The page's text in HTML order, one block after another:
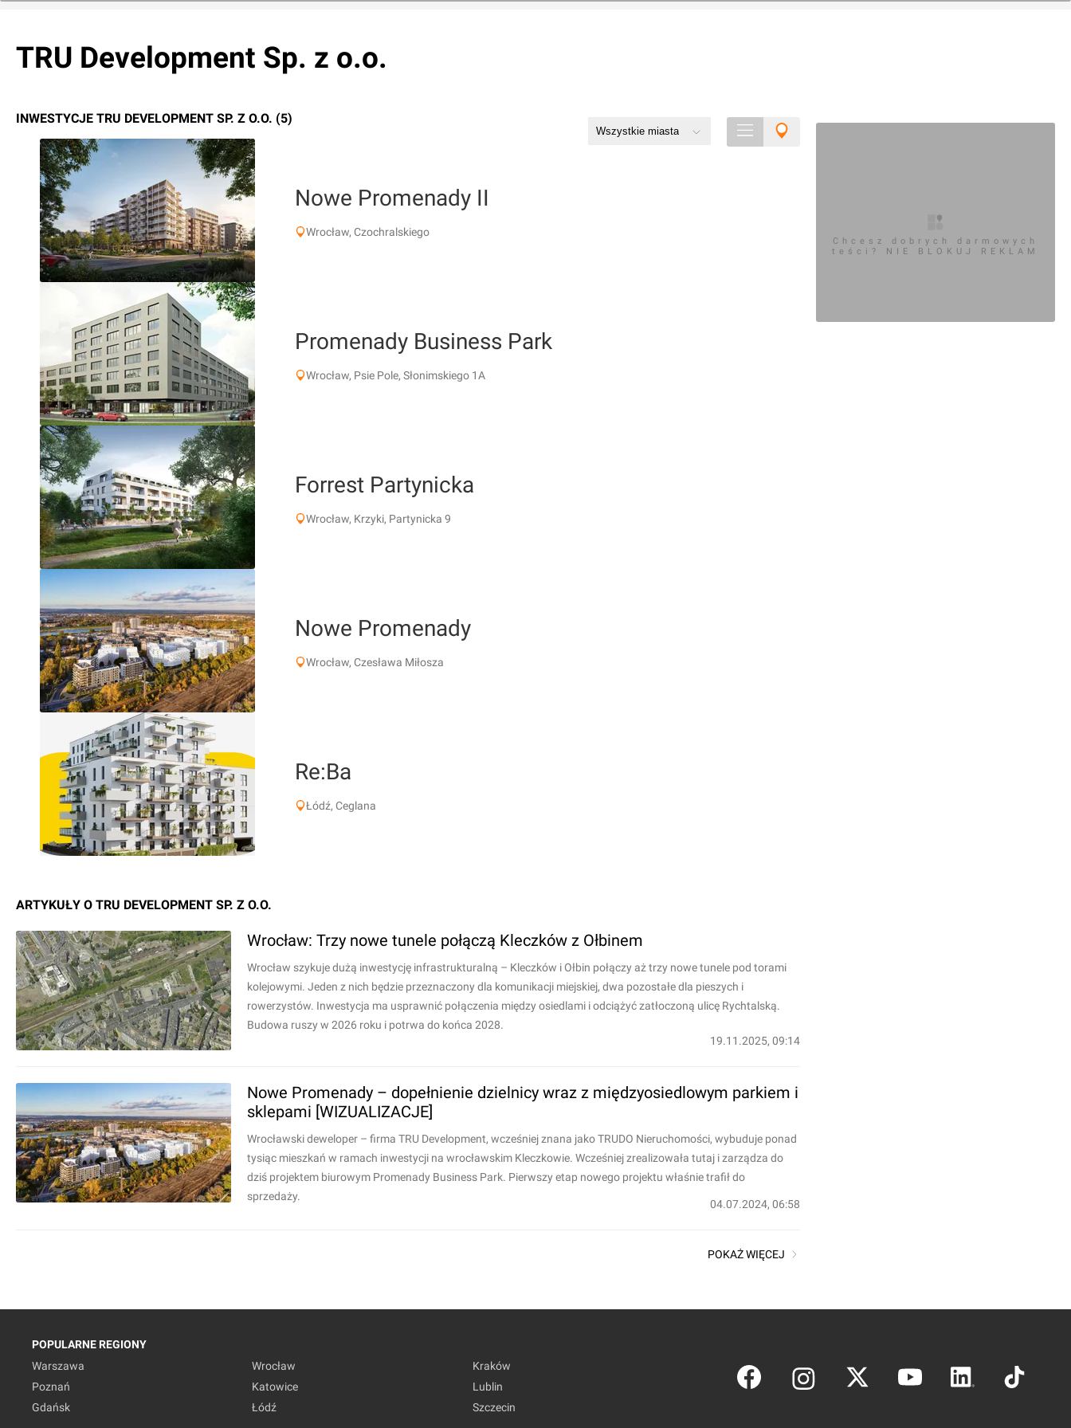
TRU Development Sp. z o.o.
INWESTYCJE TRU DEVELOPMENT SP. Z O.O. (5)
Nowe Promenady II
Wrocław, Czochralskiego
Promenady Business Park
Wrocław, Psie Pole, Słonimskiego 1A
Forrest Partynicka
Wrocław, Krzyki, Partynicka 9
Nowe Promenady
Wrocław, Czesława Miłosza
Re:Ba
Łódź, Ceglana
ARTYKUŁY O TRU DEVELOPMENT SP. Z O.O.
Wrocław: Trzy nowe tunele połączą Kleczków z Ołbinem
Wrocław szykuje dużą inwestycję infrastrukturalną – Kleczków i Ołbin połączy aż trzy nowe tunele pod torami
kolejowymi. Jeden z nich będzie przeznaczony dla komunikacji miejskiej, dwa pozostałe dla pieszych i
rowerzystów. Inwestycja ma usprawnić połączenia między osiedlami i odciążyć zatłoczoną ulicę Rychtalską.
Budowa ruszy w 2026 roku i potrwa do końca 2028.
19.11.2025, 09:14
Nowe Promenady – dopełnienie dzielnicy wraz z międzyosiedlowym parkiem i
sklepami [WIZUALIZACJE]
Wrocławski deweloper – firma TRU Development, wcześniej znana jako TRUDO Nieruchomości, wybuduje ponad
tysiąc mieszkań w ramach inwestycji na wrocławskim Kleczkowie. Wcześniej zrealizowała tutaj i zarządza do
dziś projektem biurowym Promenady Business Park. Pierwszy etap nowego projektu właśnie trafił do
sprzedaży.
04.07.2024, 06:58
POKAŻ WIĘCEJ
Chcesz dobrych darmowych
teści? NIE BLOKUJ REKLAM
POPULARNE REGIONY
Warszawa
Wrocław
Kraków
Poznań
Katowice
Lublin
Gdańsk
Łódź Szczecin